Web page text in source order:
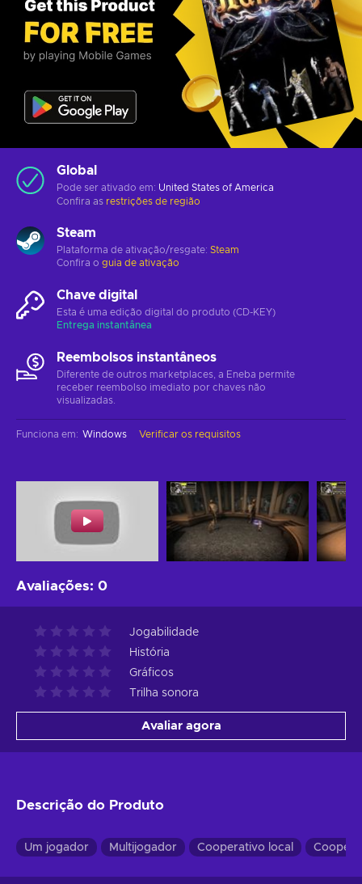
Global
Pode ser ativado em: United States of America
Confira as restrições de região
Steam
Plataforma de ativação/resgate: Steam
Confira o guia de ativação
Chave digital
Esta é uma edição digital do produto (CD-KEY)
Entrega instantânea
Reembolsos instantâneos
Diferente de outros marketplaces, a Eneba permite
receber reembolso imediato por chaves não
visualizadas.
Funciona em: Windows Verificar os requisitos
Avaliações: 0
Jogabilidade
História
Gráficos
Trilha sonora
Avaliar agora
Descrição do Produto
Um jogador Multijogador Cooperativo local